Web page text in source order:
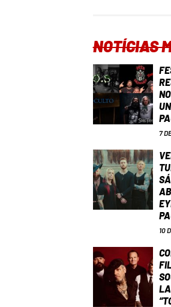
NOTÍCIAS
7
10